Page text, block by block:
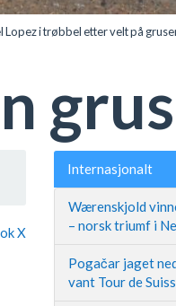
i trøbbel etter velt på
X
Internasjonalt
Wærenskjold
– norsk triumf i
Pogačar jaget
vant Tour de